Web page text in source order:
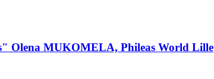
Olena MUKOMELA, Phileas World Lille